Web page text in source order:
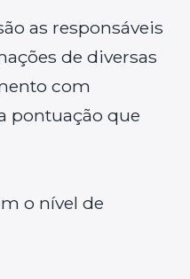
as responsáveis
de diversas
com
pontuação que
o nível de